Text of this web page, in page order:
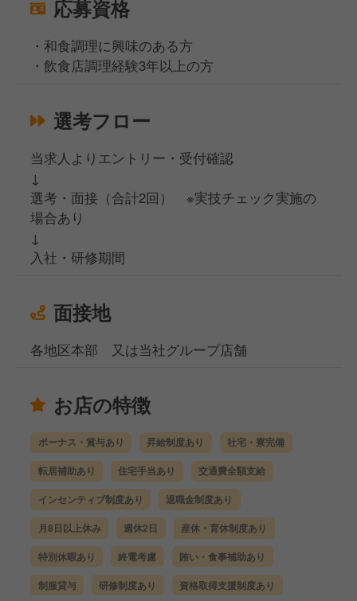
応募資格
・和食調理に興味のある方
・飲食店調理経験3年以上の方
選考フロー
当求人よりエントリー・受付確認
↓
選考・面接（合計2回） ※実技チェック実施の
場合あり
↓
入社・研修期間
面接地
各地区本部 又は当社グループ店舗
お店の特徴
ボーナス・賞与あり 昇給制度あり 社宅・寮完備
転居補助あり 住宅手当あり 交通費全額支給
インセンティブ制度あり 退職金制度あり
月8日以上休み 週休2日 産休・育休制度あり
特別休暇あり 終電考慮 賄い・食事補助あり
制服貸与 研修制度あり 資格取得支援制度あり